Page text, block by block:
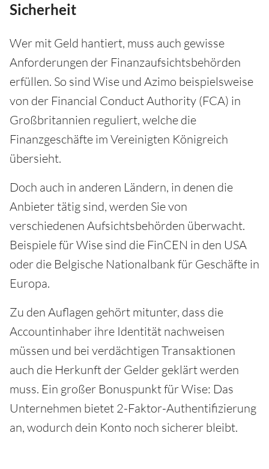
Sicherheit
Wer mit Geld hantiert, muss auch gewisse
Anforderungen der Finanzaufsichtsbehörden
erfüllen. So sind Wise und Azimo beispielsweise
von der Financial Conduct Authority (FCA) in
Großbritannien reguliert, welche die
Finanzgeschäfte im Vereinigten Königreich
übersieht.
Doch auch in anderen Ländern, in denen die
Anbieter tätig sind, werden Sie von
verschiedenen Aufsichtsbehörden überwacht.
Beispiele für Wise sind die FinCEN in den USA
oder die Belgische Nationalbank für Geschäfte in
Europa.
Zu den Auflagen gehört mitunter, dass die
Accountinhaber ihre Identität nachweisen
müssen und bei verdächtigen Transaktionen
auch die Herkunft der Gelder geklärt werden
muss. Ein großer Bonuspunkt für Wise: Das
Unternehmen bietet 2-Faktor-Authentifizierung
an, wodurch dein Konto noch sicherer bleibt.